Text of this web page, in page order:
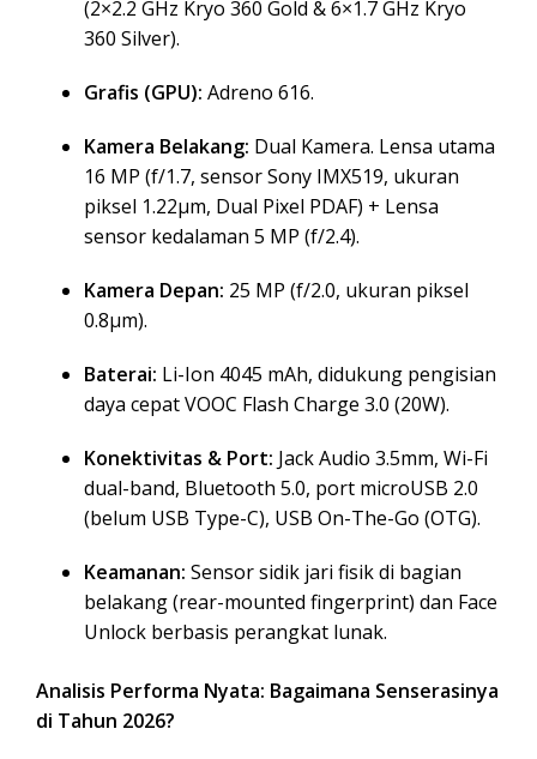
(2×2.2 GHz Kryo 360 Gold & 6×1.7 GHz Kryo
360 Silver).
Grafis (GPU): Adreno 616.
Kamera Belakang: Dual Kamera. Lensa utama
16 MP (f/1.7, sensor Sony IMX519, ukuran
piksel 1.22µm, Dual Pixel PDAF) + Lensa
sensor kedalaman 5 MP (f/2.4).
Kamera Depan: 25 MP (f/2.0, ukuran piksel
0.8µm).
Baterai: Li-Ion 4045 mAh, didukung pengisian
daya cepat VOOC Flash Charge 3.0 (20W).
Konektivitas & Port: Jack Audio 3.5mm, Wi-Fi
dual-band, Bluetooth 5.0, port microUSB 2.0
(belum USB Type-C), USB On-The-Go (OTG).
Keamanan: Sensor sidik jari fisik di bagian
belakang (rear-mounted fingerprint) dan Face
Unlock berbasis perangkat lunak.
Analisis Performa Nyata: Bagaimana Senserasinya
di Tahun 2026?